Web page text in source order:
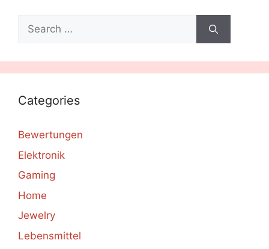
Search
for:
Categories
Bewertungen
Elektronik
Gaming
Home
Jewelry
Lebensmittel